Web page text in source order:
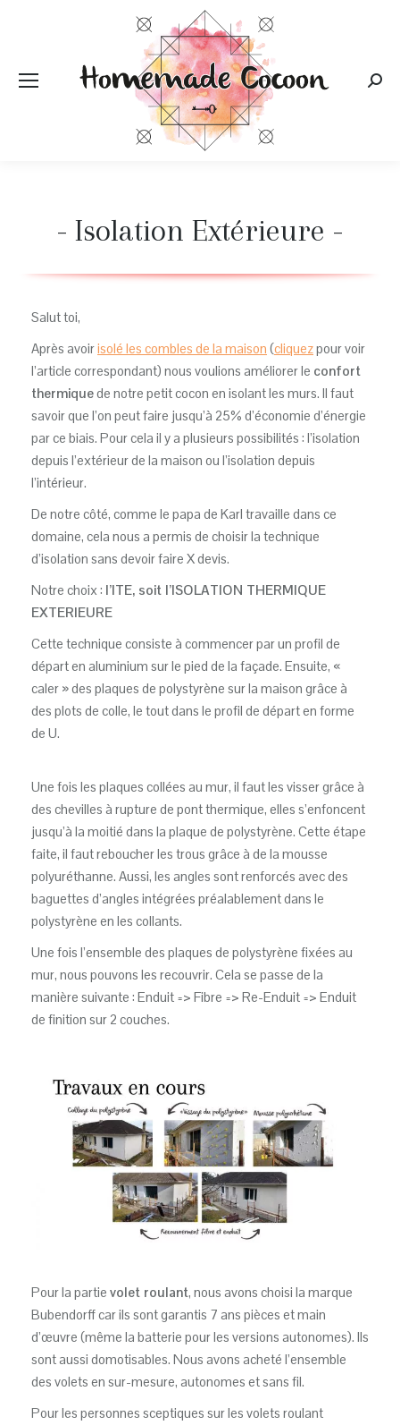
- Isolation Extérieure -
Salut toi,
Après avoirisolé les combles de la maison (cliquezpour voir
l’article correspondant) nous voulions améliorer le confort
thermiquede notre petit cocon en isolant les murs. Il faut
savoir que l’on peut faire jusqu’à 25% d’économie d’énergie
par ce biais. Pour cela il y a plusieurs possibilités : l’isolation
depuis l’extérieur de la maison ou l’isolation depuis
l’intérieur.
De notre côté, comme le papa de Karl travaille dans ce
domaine, cela nous a permis de choisir la technique
d’isolation sans devoir faire X devis.
Notre choix : l’ITE, soit l’ISOLATION THERMIQUE
EXTERIEURE
Cette technique consiste à commencer par un profil de
départ en aluminium sur le pied de la façade. Ensuite, «
caler » des plaques de polystyrène sur la maison grâce à
des plots de colle, le tout dans le profil de départ en forme
de U.
Une fois les plaques collées au mur, il faut les visser grâce à
des chevilles à rupture de pont thermique, elles s’enfoncent
jusqu’à la moitié dans la plaque de polystyrène. Cette étape
faite, il faut reboucher les trous grâce à de la mousse
polyuréthanne. Aussi, les angles sont renforcés avec des
baguettes d’angles intégrées préalablement dans le
polystyrène en les collants.
Une fois l’ensemble des plaques de polystyrène fixées au
mur, nous pouvons les recouvrir. Cela se passe de la
manière suivante : Enduit => Fibre => Re-Enduit => Enduit
de finition sur 2 couches.
Pour la partie volet roulant, nous avons choisi la marque
Bubendorff car ils sont garantis 7 ans pièces et main
d’œuvre (même la batterie pour les versions autonomes). Ils
sont aussi domotisables. Nous avons acheté l’ensemble
des volets en sur-mesure, autonomes et sans fil.
Pour les personnes sceptiques sur les volets roulant